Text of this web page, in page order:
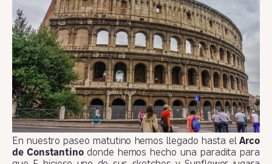
En nuestro paseo matutino hemos llegado hasta el Arco
de Constantino donde hemos hecho una paradita para